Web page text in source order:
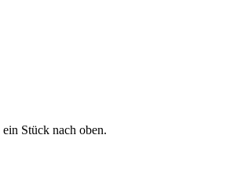
Stück nach oben.